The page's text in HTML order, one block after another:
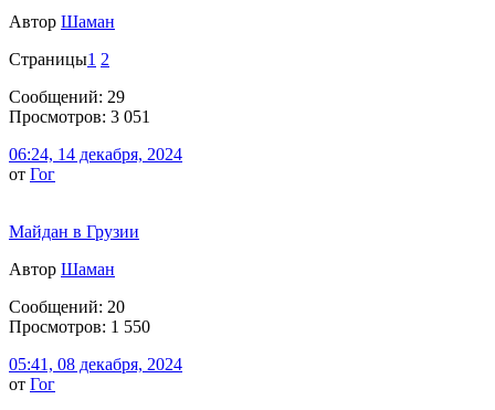
Автор Шаман
Страницы1 2
Сообщений: 29
Просмотров: 3 051
06:24, 14 декабря, 2024
от Гог
Майдан в Грузии
Автор Шаман
Сообщений: 20
Просмотров: 1 550
05:41, 08 декабря, 2024
от Гог